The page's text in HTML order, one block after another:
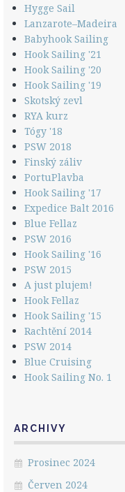
Hygge Sail
Lanzarote–Madeira
Babyhook Sailing
Hook Sailing '21
Hook Sailing '20
Hook Sailing '19
Skotský zevl
RYA kurz
Tógy '18
PSW 2018
Finský záliv
PortuPlavba
Hook Sailing '17
Expedice Balt 2016
Blue Fellaz
PSW 2016
Hook Sailing '16
PSW 2015
A just plujem!
Hook Fellaz
Hook Sailing '15
Rachtění 2014
PSW 2014
Blue Cruising
Hook Sailing No. 1
ARCHIVY
Prosinec 2024
Červen 2024